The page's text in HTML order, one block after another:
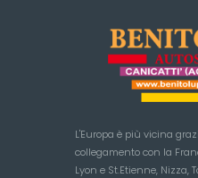
L'Europa è più vicina
collegamento con la
Lyon e St.Etienne, Nizza,